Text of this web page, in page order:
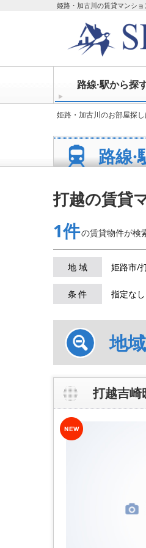
姫路・加古川の賃貸マンシ
路線·駅から探
姫路・加古川のお部屋探
路線·
打越の賃貸
1件の賃貸物件が検
地 域 姫路市/
条 件 指定なし
地域
打越吉崎